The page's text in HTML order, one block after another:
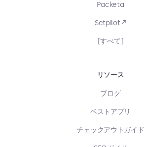
Packeta
Setpilot ↗
[すべて]
リソース
ブログ
ベストアプリ
チェックアウトガイド